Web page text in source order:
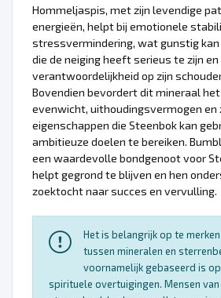
Hommeljaspis, met zijn levendige
energieën, helpt bij emotionele
stressvermindering, wat gunstig kan
die de neiging heeft serieus te zijn en
verantwoordelijkheid op zijn
Bovendien bevordert dit mineraal
evenwicht, uithoudingsvermogen
eigenschappen die Steenbok kan
ambitieuze doelen te bereiken.
een waardevolle bondgenoot voor
helpt gegrond te blijven en hen
zoektocht naar succes en vervulling.
Het is belangrijk op te
tussen mineralen en
voornamelijk gebaseerd is
spirituele overtuigingen. Mensen